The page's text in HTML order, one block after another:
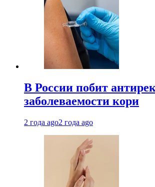
В России побит
заболеваемости кори
2 года ago2 года ago